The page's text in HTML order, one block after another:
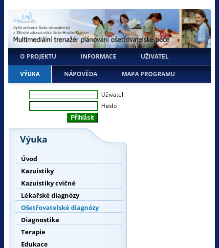
O PROJEKTU INFORMACE UŽIVATEL
VÝUKA NÁPOVĚDA MAPA PROGRAMU
Uživatel
Heslo
Výuka
Úvod
Kazuistiky
Kazuistiky cvičné
Lékařské diagnózy
Ošetřovatelské diagnózy
Diagnostika
Terapie
Edukace